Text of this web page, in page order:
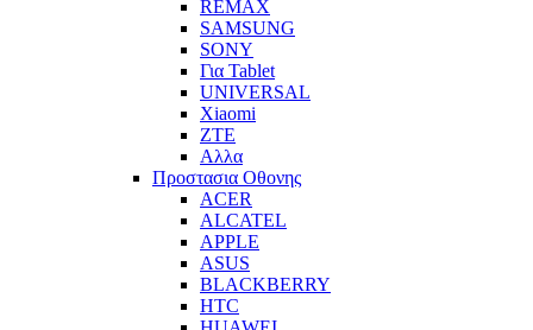
REMAX
SAMSUNG
SONY
Για Tablet
UNIVERSAL
Xiaomi
ZTE
Αλλα
Προστασια Οθονης
ACER
ALCATEL
APPLE
ASUS
BLACKBERRY
HTC